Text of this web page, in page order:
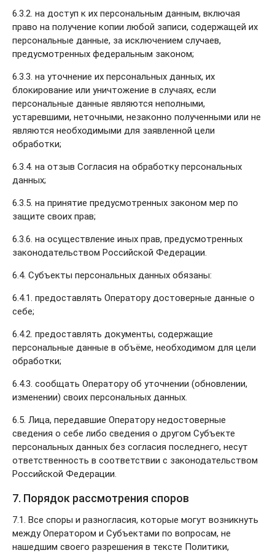
6.3.2. на доступ к их персональным данным, включая
право на получение копии любой записи, содержащей их
персональные данные, за исключением случаев,
предусмотренных федеральным законом;
6.3.3. на уточнение их персональных данных, их
блокирование или уничтожение в случаях, если
персональные данные являются неполными,
устаревшими, неточными, незаконно полученными или не
являются необходимыми для заявленной цели
обработки;
6.3.4. на отзыв Согласия на обработку персональных
данных;
6.3.5. на принятие предусмотренных законом мер по
защите своих прав;
6.3.6. на осуществление иных прав, предусмотренных
законодательством Российской Федерации.
6.4. Субъекты персональных данных обязаны:
6.4.1. предоставлять Оператору достоверные данные о
себе;
6.4.2. предоставлять документы, содержащие
персональные данные в объёме, необходимом для цели
обработки;
6.4.3. сообщать Оператору об уточнении (обновлении,
изменении) своих персональных данных.
6.5. Лица, передавшие Оператору недостоверные
сведения о себе либо сведения о другом Субъекте
персональных данных без согласия последнего, несут
ответственность в соответствии с законодательством
Российской Федерации.
7. Порядок рассмотрения споров
7.1. Все споры и разногласия, которые могут возникнуть
между Оператором и Субъектами по вопросам, не
нашедшим своего разрешения в тексте Политики,